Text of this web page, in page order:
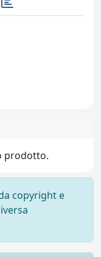
prodotto.
copyright e